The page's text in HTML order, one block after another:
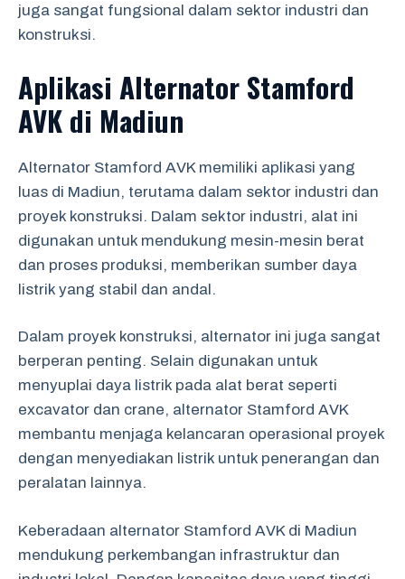
juga sangat fungsional dalam sektor industri dan
konstruksi.
Aplikasi Alternator Stamford
AVK di Madiun
Alternator Stamford AVK memiliki aplikasi yang
luas di Madiun, terutama dalam sektor industri dan
proyek konstruksi. Dalam sektor industri, alat ini
digunakan untuk mendukung mesin-mesin berat
dan proses produksi, memberikan sumber daya
listrik yang stabil dan andal.
Dalam proyek konstruksi, alternator ini juga sangat
berperan penting. Selain digunakan untuk
menyuplai daya listrik pada alat berat seperti
excavator dan crane, alternator Stamford AVK
membantu menjaga kelancaran operasional proyek
dengan menyediakan listrik untuk penerangan dan
peralatan lainnya.
Keberadaan alternator Stamford AVK di Madiun
mendukung perkembangan infrastruktur dan